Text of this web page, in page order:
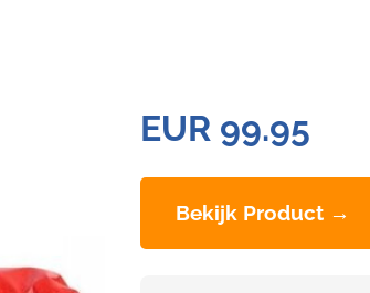
EUR 99.95
Bekijk Product →